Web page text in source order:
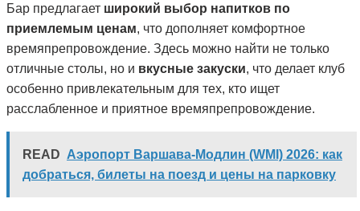
Бар предлагает широкий выбор напитков по
приемлемым ценам, что дополняет комфортное
времяпрепровождение. Здесь можно найти не только
отличные столы, но и вкусные закуски, что делает клуб
особенно привлекательным для тех, кто ищет
расслабленное и приятное времяпрепровождение.
READ Аэропорт Варшава-Модлин (WMI) 2026: как
добраться, билеты на поезд и цены на парковку